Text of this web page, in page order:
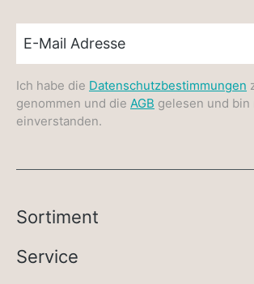
Ich habe die Datenschutzbestimmungen
genommen und die AGB gelesen und bin
einverstanden.
Sortiment
Service